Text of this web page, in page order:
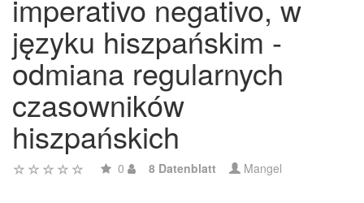
imperativo negativo, w
języku hiszpańskim -
odmiana regularnych
czasowników
hiszpańskich
0 8 Datenblatt Mangel